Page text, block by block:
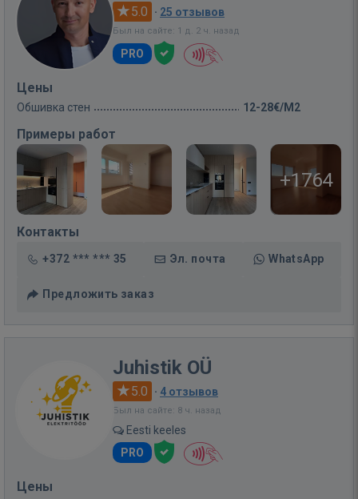
5.0 · 25 отзывов
Был на сайте: 1 д. 2 ч. назад
PRO
Цены
Обшивка стен 12-28€/M2
Примеры работ
+1764
Контакты
+372 *** *** 35 Эл. почта WhatsApp
Предложить заказ
Juhistik OÜ
5.0 · 4 отзывов
Был на сайте: 8 ч. назад
Eesti keeles
PRO
Цены